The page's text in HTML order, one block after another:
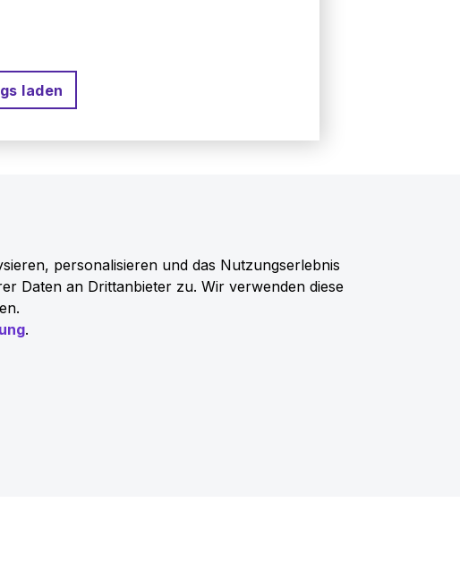
laden
personalisieren und das Nutzungserlebnis
Daten an Drittanbieter zu. Wir verwenden diese
.